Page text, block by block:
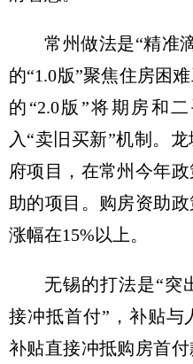
常州做法是“精准
的“1.0版”聚焦住房困
的“2.0版”将期房和
入“卖旧买新”机制。
府项目，在常州今年
助的项目。购房资助
涨幅在15%以上。
无锡的打法是“突
接冲抵首付”，补贴与
补贴直接冲抵购房首